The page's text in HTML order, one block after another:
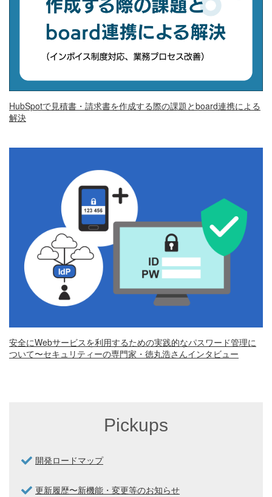
HubSpotで見積書・請求書を作成する際の課題とboard連携による
解決
安全にWebサービスを利用するための実践的なパスワード管理に
ついて〜セキュリティーの専門家・徳丸浩さんインタビュー
Pickups
開発ロードマップ
更新履歴〜新機能・変更等のお知らせ